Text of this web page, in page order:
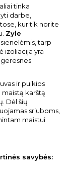
tinka
darbe,
kur tik norite
Zyle
tarp
izoliacija yra
ir puikios
maistą karštą
Dėl šių
sriuboms,
maistui
savybės: